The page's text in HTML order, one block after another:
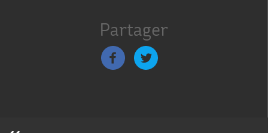
Partager